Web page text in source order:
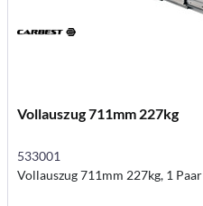
Vollauszug 711mm 227kg
533001
Vollauszug 711mm 227kg, 1 Paar